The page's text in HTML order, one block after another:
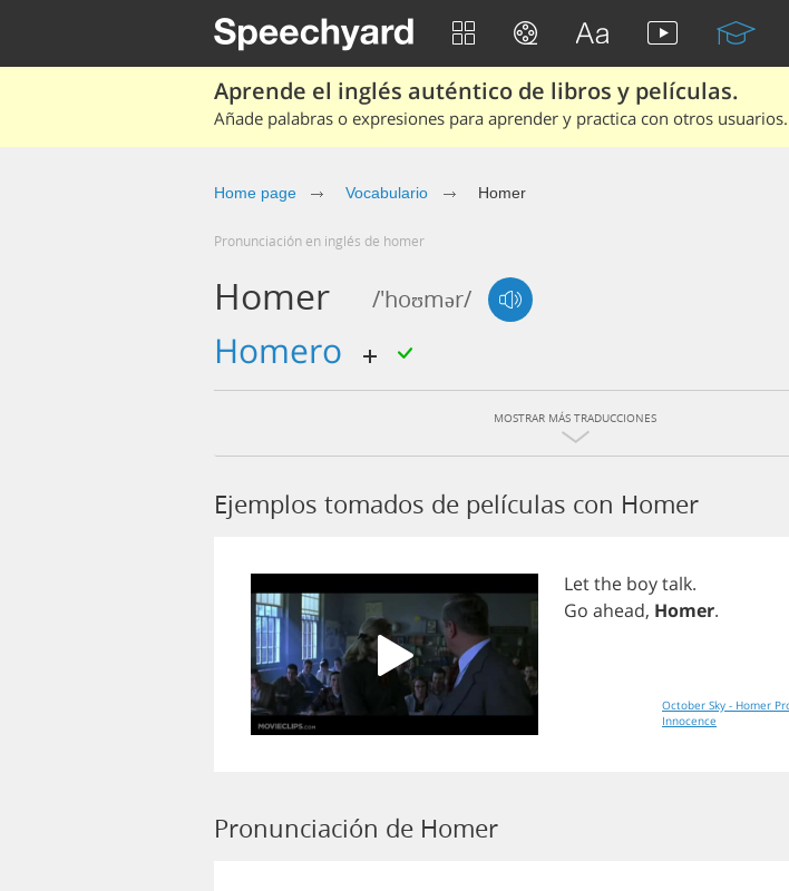
Aprende el inglés auténtico de libros y películas.
Añade palabras o expresiones para aprender y practica con otros usuarios.
Home page Vocabulario Homer
Pronunciación en inglés de homer
Homer /'hoʊmər/
homero
MOSTRAR MÁS TRADUCCIONES
Ejemplos tomados de películas con Homer
Letthe boytalk.
Go ahead, Homer.
October Sky - Homer Proves His
Innocence
Pronunciación de Homer